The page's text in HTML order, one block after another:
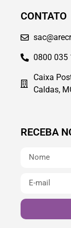
CONTATO
0800 035
Caixa
Caldas,
RECEBA